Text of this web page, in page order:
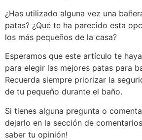
¿Has utilizado alguna vez una
patas? ¿Qué te ha parecido esta
los más pequeños de la casa?
Esperamos que este artículo te
para elegir las mejores patas para
Recuerda siempre priorizar la
de tu pequeño durante el baño.
Si tienes alguna pregunta o
dejarlo en la sección de
saber tu opinión!